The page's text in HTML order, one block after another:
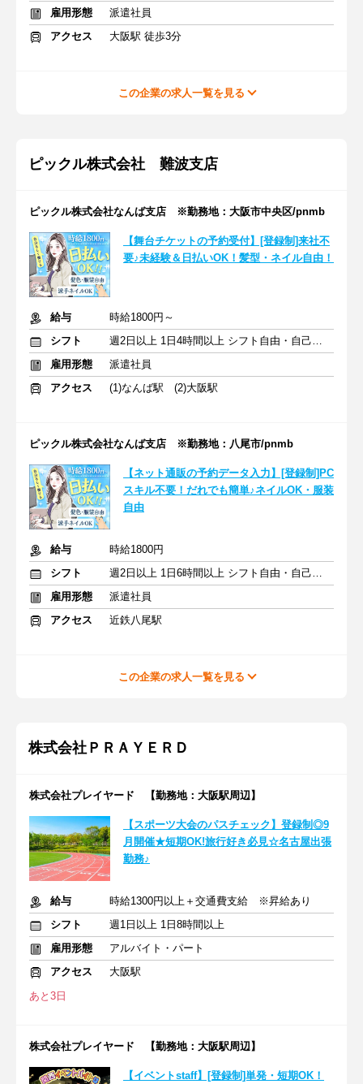
雇用形態
派遣社員
アクセス
大阪駅 徒歩3分
この企業の求人一覧を見る
ピックル株式会社 難波支店
ピックル株式会社なんば支店 ※勤務地：大阪市中央区/pnmb
【舞台チケットの予約受付】[登録制]来社不
要♪未経験＆日払いOK！髪型・ネイル自由！
給与
時給1800円～
シフト
週2日以上 1日4時間以上 シフト自由・自己申告
雇用形態
派遣社員
アクセス
(1)なんば駅 (2)大阪駅
ピックル株式会社なんば支店 ※勤務地：八尾市/pnmb
【ネット通販の予約データ入力】[登録制]PC
スキル不要！だれでも簡単♪ネイルOK・服装
自由
給与
時給1800円
シフト
週2日以上 1日6時間以上 シフト自由・自己申告
雇用形態
派遣社員
アクセス
近鉄八尾駅
この企業の求人一覧を見る
株式会社ＰＲＡＹＥＲＤ
株式会社プレイヤード 【勤務地：大阪駅周辺】
【スポーツ大会のパスチェック】登録制◎9
月開催★短期OK!旅行好き必見☆名古屋出張
勤務♪
給与
時給1300円以上＋交通費支給 ※昇給あり
シフト
週1日以上 1日8時間以上
雇用形態
アルバイト・パート
アクセス
大阪駅
あと3日
株式会社プレイヤード 【勤務地：大阪駅周辺】
【イベントstaff】[登録制]単発・短期OK！